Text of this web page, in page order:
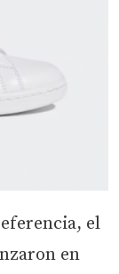
el
en